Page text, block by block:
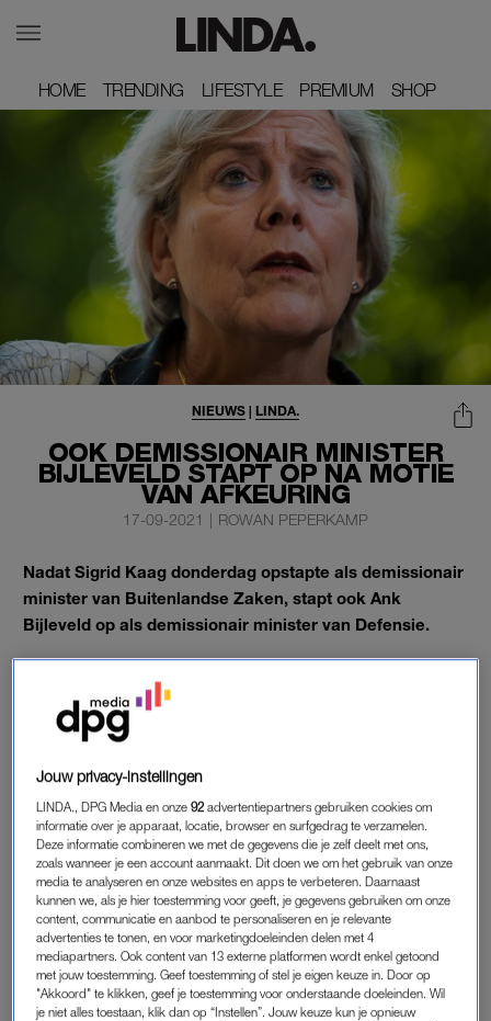
HOME
HOME TRENDING
TRENDING LIFESTYLE
LIFESTYLE PREMIUM
PREMIUM SHOP
SHOP
OOK DEMISSIONAIR MINISTER
BIJLEVELD STAPT OP NA MOTIE
VAN AFKEURING
NIEUWS | LINDA.
17-09-2021 | ROWAN PEPERKAMP
Nadat Sigrid Kaag donderdag opstapte als demissionair
minister van Buitenlandse Zaken, stapt ook Ank
Bijleveld op als demissionair minister van Defensie.
De demissionair minister van Defensie wilde na een motie van
afkeuring in eerste instantie aanblijven, maar het doek viel
tóch.
ANK BIJLEVELD
In een persverklaring vertelt Bijleveld dat ze van mening is dat
ze niet langer kon aanblijven, omdat ze door de ontstane
discussie over haar positie haar werk niet meer kon doen.
Haar keuze om in eerste instantie aan te blijven, was “om de
taak af te maken waar ik voor sta”.Ze doelde daarmee onder
meer op de pogingen om mensen uit Afghanistan te
evacueren die nog naar Nederland kunnen komen. “Ik
constateer echter dat mijn aanblijven onderwerp van discussie
Jouw privacy-instellingen
LINDA., DPG Media en onze92 advertentiepartners gebruiken cookies om
informatie over je apparaat, locatie, browser en surfgedrag te verzamelen.
Deze informatie combineren we met de gegevens die je zelf deelt met ons,
zoals wanneer je een account aanmaakt. Dit doen we om het gebruik van onze
media te analyseren en onze websites en apps te verbeteren. Daarnaast
kunnen we, als je hier toestemming voor geeft, je gegevens gebruiken om onze
content, communicatie en aanbod te personaliseren en je relevante
advertenties te tonen, en voor marketingdoeleinden delen met 4
mediapartners. Ook content van 13 externe platformen wordt enkel getoond
met jouw toestemming. Geef toestemming of stel je eigen keuze in. Door op
"Akkoord" te klikken, geef je toestemming voor onderstaande doeleinden. Wil
je niet alles toestaan, klik dan op “Instellen”. Jouw keuze kun je opnieuw